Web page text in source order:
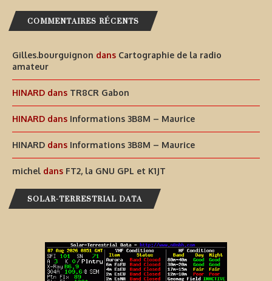
COMMENTAIRES RÉCENTS
Gilles.bourguignon dans Cartographie de la radio
amateur
HINARD dans TR8CR Gabon
HINARD dans Informations 3B8M – Maurice
HINARD dans Informations 3B8M – Maurice
michel dans FT2, la GNU GPL et K1JT
SOLAR-TERRESTRIAL DATA